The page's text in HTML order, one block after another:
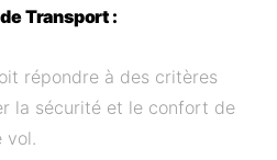
Transport :
répondre à des critères
la sécurité et le confort de
vol.